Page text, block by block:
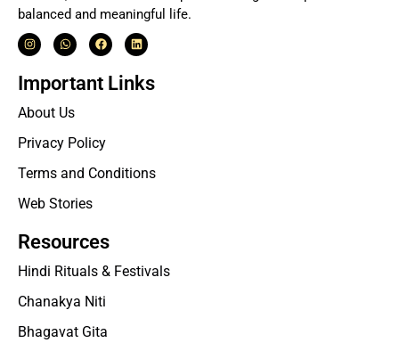
balanced and meaningful life.
Important Links
About Us
Privacy Policy
Terms and Conditions
Web Stories
Resources
Hindi Rituals & Festivals
Chanakya Niti
Bhagavat Gita